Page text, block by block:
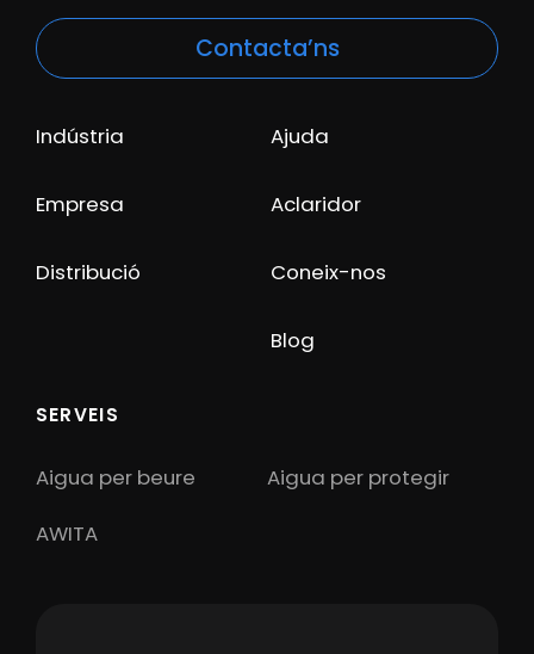
Contacta’ns
Indústria
Empresa
Distribució
Ajuda
Aclaridor
Coneix-nos
Blog
SERVEIS
Aigua per beure
Aigua per protegir
AWITA